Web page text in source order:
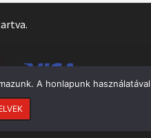
felvenni.
A honlapunk